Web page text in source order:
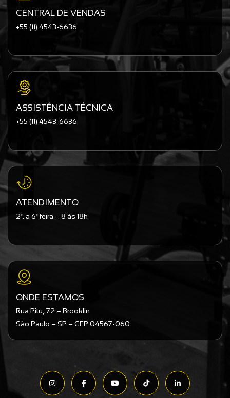
CENTRAL DE VENDAS
+55 (11) 4543-6636
ASSISTÊNCIA TÉCNICA
+55 (11) 4543-6636
ATENDIMENTO
2ª. a 6ª feira – 8 às 18h
ONDE ESTAMOS
Rua Pitu, 72 – Brooklin
São Paulo – SP – CEP 04567-060